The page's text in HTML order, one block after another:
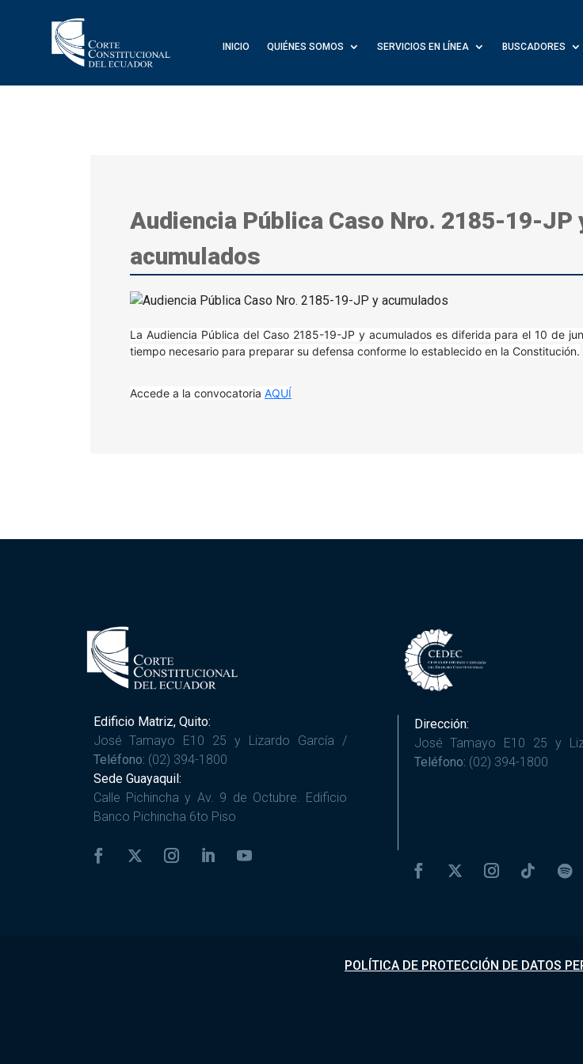
INICIO QUIÉNES SOMOS SERVICIOS EN LÍNEA BUSCADORES
Audiencia Pública Caso Nro. 2185-19-JP
acumulados
La Audiencia Pública del Caso 2185-19-JP y acumulados es diferida para el 10 de
tiempo necesario para preparar su defensa conforme lo establecido en la Constitución.
Accede a la convocatoria AQUÍ
Edificio Matriz, Quito:
José Tamayo E10 25 y Lizardo García /
Teléfono: (02) 394-1800
Sede Guayaquil:
Calle Pichincha y Av. 9 de Octubre. Edificio
Banco Pichincha 6to Piso
Dirección:
José Tamayo E10 25 y
Teléfono: (02) 394-1800
POLÍTICA DE PROTECCIÓN DE DATOS